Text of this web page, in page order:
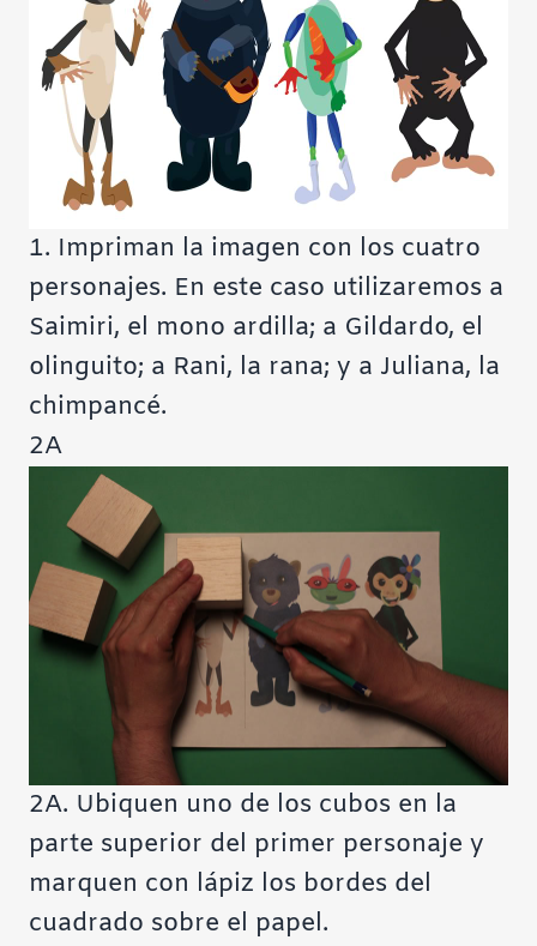
1. Impriman la imagen con los cuatro
personajes. En este caso utilizaremos a
Saimiri, el mono ardilla; a Gildardo, el
olinguito; a Rani, la rana; y a Juliana, la
chimpancé.
2A
2A. Ubiquen uno de los cubos en la
parte superior del primer personaje y
marquen con lápiz los bordes del
cuadrado sobre el papel.